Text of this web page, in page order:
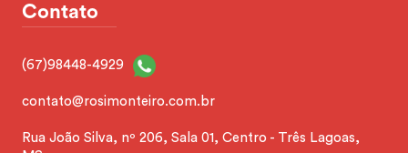
Contato
(67)98448-4929
contato@rosimonteiro.com.br
Rua João Silva, nº 206, Sala 01, Centro - Três Lagoas,